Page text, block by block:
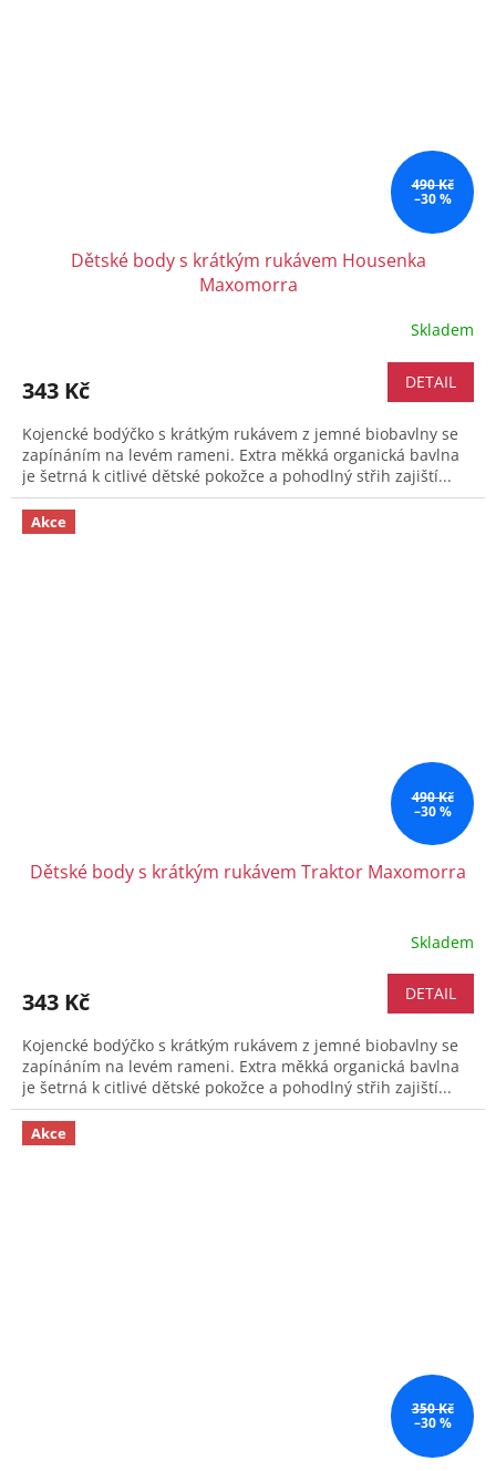
490 Kč
–30 %
Dětské body s krátkým rukávem Housenka
Maxomorra
Skladem
343 Kč DETAIL
Kojencké bodýčko s krátkým rukávem z jemné biobavlny se
zapínáním na levém rameni. Extra měkká organická bavlna
je šetrná k citlivé dětské pokožce a pohodlný střih zajiští...
Akce
490 Kč
–30 %
Dětské body s krátkým rukávem Traktor Maxomorra
Skladem
343 Kč DETAIL
Kojencké bodýčko s krátkým rukávem z jemné biobavlny se
zapínáním na levém rameni. Extra měkká organická bavlna
je šetrná k citlivé dětské pokožce a pohodlný střih zajiští...
Akce
350 Kč
–30 %